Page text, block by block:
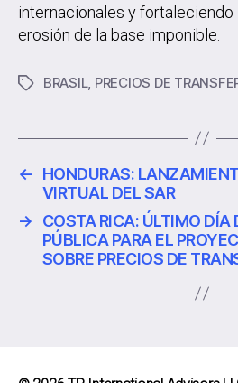
internacionales y fortaleciendo
erosión de la base imponible.
BRASIL, PRECIOS DE
←
HONDURAS:
VIRTUAL DEL SAR
→
COSTA RICA: ÚLTIMO DÍA
PÚBLICA PARA EL
SOBRE PRECIOS DE